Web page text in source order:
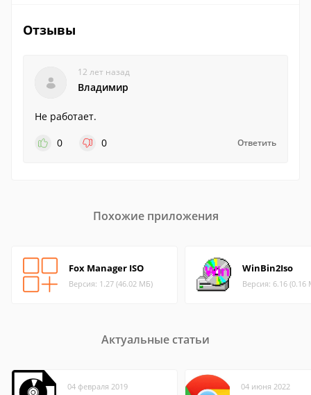
Отзывы
12 лет назад
Владимир
Не работает.
0
0 Ответить
Похожие приложения
Fox Manager ISO
Версия: 1.27 (46.02 МБ)
WinBin2Iso
Версия: 6.16 (0.16
Актуальные статьи
04 февраля 2019 04 июня 2022